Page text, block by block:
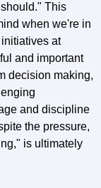
This
when we're in
at
and important
decision making,
and discipline
the pressure,
is ultimately